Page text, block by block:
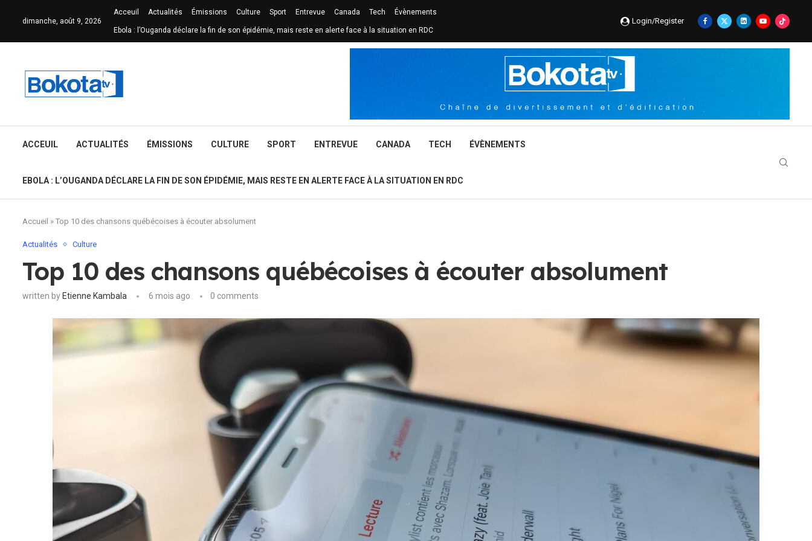
dimanche, août 9, 2026
Acceuil Actualités Émissions Culture Sport Entrevue Canada Tech Évènements
Ebola : l’Ouganda déclare la fin de son épidémie, mais reste en alerte face à la situation en RDC
Login/Register
ACCEUIL ACTUALITÉS ÉMISSIONS CULTURE SPORT ENTREVUE CANADA TECH ÉVÈNEMENTS
EBOLA : L’OUGANDA DÉCLARE LA FIN DE SON ÉPIDÉMIE, MAIS RESTE EN ALERTE FACE À LA SITUATION EN RDC
Accueil » Top 10 des chansons québécoises à écouter absolument
Actualités Culture
Top 10 des chansons québécoises à écouter absolument
written by Etienne Kambala 6 mois ago 0 comments